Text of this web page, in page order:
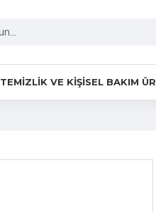
TEMIZLIK VE KIŞISEL BAKIM